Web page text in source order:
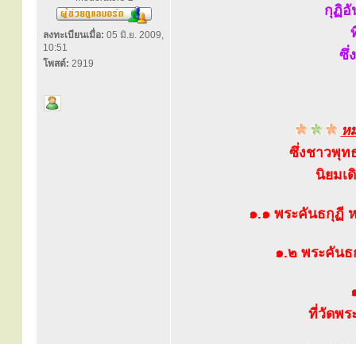
ลงทะเบียนเมื่อ: 05 มิ.ย. 2009,
10:51
โพสต์: 2919
กุฏิอั
ซึ่
ห
ซึ่งชาวพุท
นิยมเ
๑.๑ พระคันธกุฏี
๑.๒ พระคัน
ที่วัดพร